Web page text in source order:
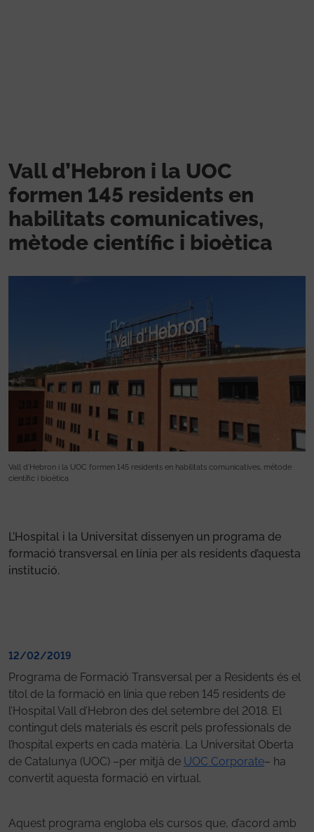
Vall d’Hebron i la UOC
formen 145 residents en
habilitats comunicatives,
mètode científic i bioètica
Vall d’Hebron i la UOC formen 145 residents en habilitats comunicatives, mètode
científic i bioètica
L’Hospital i la Universitat dissenyen un programa de
formació transversal en línia per als residents d’aquesta
institució.
12/02/2019
Programa de Formació Transversal per a Residents és el
títol de la formació en línia que reben 145 residents de
l’Hospital Vall d’Hebron des del setembre del 2018. El
contingut dels materials és escrit pels professionals de
l’hospital experts en cada matèria. La Universitat Oberta
de Catalunya (UOC) –per mitjà de UOC Corporate– ha
convertit aquesta formació en virtual.
Aquest programa engloba els cursos que, d’acord amb